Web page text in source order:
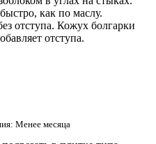
как по маслу.
отступа. Кожух болгарки
отступа.
Менее месяца